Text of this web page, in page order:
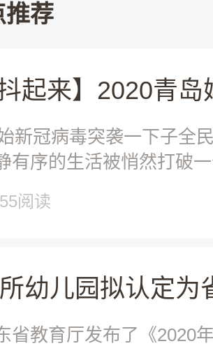
推荐
新冠病毒突袭一下子全
有序的生活被悄然打破
阅读
省教育厅发布了《2020